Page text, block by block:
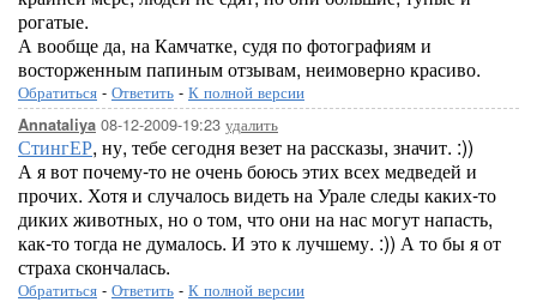
рогатые.
А вообще да, на Камчатке, судя по фотографиям и
восторженным папиным отзывам, неимоверно красиво.
Обратиться - Ответить - К полной версии
Annataliya 08-12-2009-19:23 удалить
СтингЕР, ну, тебе сегодня везет на рассказы, значит. :))
А я вот почему-то не очень боюсь этих всех медведей и
прочих. Хотя и случалось видеть на Урале следы каких-то
диких животных, но о том, что они на нас могут напасть,
как-то тогда не думалось. И это к лучшему. :)) А то бы я от
страха скончалась.
Обратиться - Ответить - К полной версии